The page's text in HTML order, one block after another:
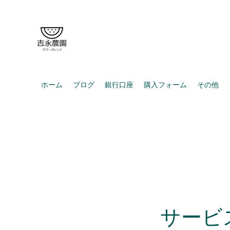
ホーム ブログ 銀行口座 購入フォーム その他
サービ